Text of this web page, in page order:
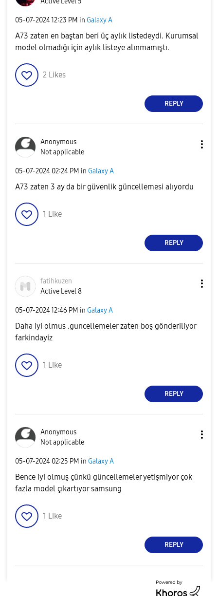
‎05-07-202412:23 PM in Galaxy A
A73 zaten en baştan beri üç aylık listedeydi. Kurumsal
model olmadığı için aylık listeye alınmamıştı.
2 Likes
REPLY
Anonymous
Not applicable
‎05-07-2024 02:24 PM in Galaxy A
A73 zaten 3 ay da bir güvenlik güncellemesi alıyordu
1 Like
REPLY
fatihkuzen
Active Level 8
‎05-07-202412:46 PM in Galaxy A
Daha iyi olmus .guncellemeler zaten boş gönderiliyor
farkindayiz
1 Like
REPLY
Anonymous
Not applicable
‎05-07-2024 02:25 PM in Galaxy A
Bence iyi olmuş çünkü güncellemeler yetişmiyor çok
fazla model çıkartıyor samsung
1 Like
REPLY